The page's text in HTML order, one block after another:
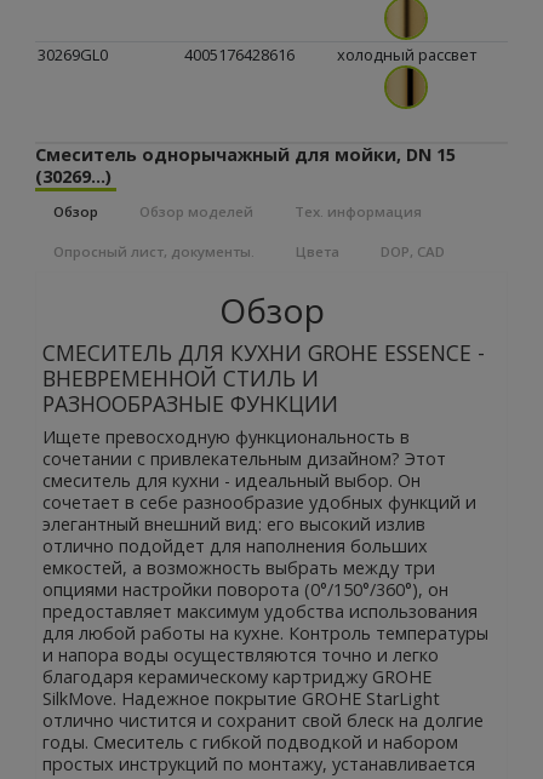
30269GL0 4005176428616 холодный рассвет
Смеситель однорычажный для мойки, DN 15
(30269...)
Обзор Обзор моделей Тех. информация
Опросный лист, документы. Цвета DOP, CAD
Обзор
СМЕСИТЕЛЬ ДЛЯ КУХНИ GROHE ESSENCE -
ВНЕВРЕМЕННОЙ СТИЛЬ И
РАЗНООБРАЗНЫЕ ФУНКЦИИ
Ищете превосходную функциональность в
сочетании с привлекательным дизайном? Этот
смеситель для кухни - идеальный выбор. Он
сочетает в себе разнообразие удобных функций и
элегантный внешний вид: его высокий излив
отлично подойдет для наполнения больших
емкостей, а возможность выбрать между три
опциями настройки поворота (0°/150°/360°), он
предоставляет максимум удобства использования
для любой работы на кухне. Контроль температуры
и напора воды осуществляются точно и легко
благодаря керамическому картриджу GROHE
SilkMove. Надежное покрытие GROHE StarLight
отлично чистится и сохранит свой блеск на долгие
годы. Смеситель с гибкой подводкой и набором
простых инструкций по монтажу, устанавливается